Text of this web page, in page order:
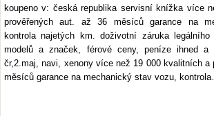
koupeno v: česká republika servisní knížka více
prověřených aut. až 36 měsíců garance na
kontrola najetých km. doživotní záruka
modelů a značek, férové ceny, peníze ihned a
čr,2.maj, navi, xenony více než 19 000 kvalitních a
měsíců garance na mechanický stav vozu,